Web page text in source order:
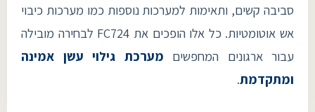
סביבה קשים, ותאימות למערכות נוספות כמו מערכות כיבוי
אש אוטומטיות. כל אלו הופכים את FC724 לבחירה מובילה
עבור ארגונים המחפשים מערכת גילוי עשן אמינה
ומתקדמת.